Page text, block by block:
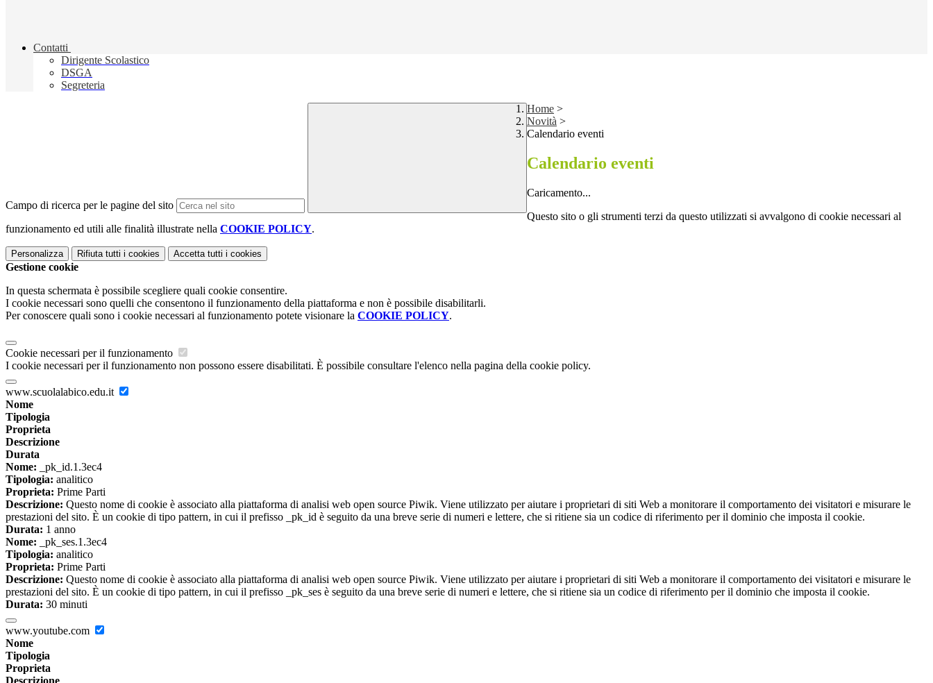
Contatti
Dirigente Scolastico
DSGA
Segreteria
Campo di ricerca per le pagine del sito
Home >
Novità >
Calendario eventi
Calendario eventi
Caricamento...
Questo sito o gli strumenti terzi da questo utilizzati si avvalgono di cookie necessari al
funzionamento ed utili alle finalità illustrate nella COOKIE POLICY.
Personalizza Rifiuta tutti i cookies Accetta tutti i cookies
Gestione cookie
In questa schermata è possibile scegliere quali cookie consentire.
I cookie necessari sono quelli che consentono il funzionamento della piattaforma e non è possibile disabilitarli.
Per conoscere quali sono i cookie necessari al funzionamento potete visionare la COOKIE POLICY.
Cookie necessari per il funzionamento
I cookie necessari per il funzionamento non possono essere disabilitati. È possibile consultare l'elenco nella pagina della cookie policy.
www.scuolalabico.edu.it
Nome
Tipologia
Proprieta
Descrizione
Durata
Nome: _pk_id.1.3ec4
Tipologia: analitico
Proprieta: Prime Parti
Descrizione: Questo nome di cookie è associato alla piattaforma di analisi web open source Piwik. Viene utilizzato per aiutare i proprietari di siti Web a monitorare il comportamento dei visitatori e misurare le
prestazioni del sito. È un cookie di tipo pattern, in cui il prefisso _pk_id è seguito da una breve serie di numeri e lettere, che si ritiene sia un codice di riferimento per il dominio che imposta il cookie.
Durata: 1 anno
Nome: _pk_ses.1.3ec4
Tipologia: analitico
Proprieta: Prime Parti
Descrizione: Questo nome di cookie è associato alla piattaforma di analisi web open source Piwik. Viene utilizzato per aiutare i proprietari di siti Web a monitorare il comportamento dei visitatori e misurare le
prestazioni del sito. È un cookie di tipo pattern, in cui il prefisso _pk_ses è seguito da una breve serie di numeri e lettere, che si ritiene sia un codice di riferimento per il dominio che imposta il cookie.
Durata: 30 minuti
www.youtube.com
Nome
Tipologia
Proprieta